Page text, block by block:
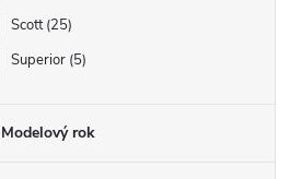
Scott 25
Superior 5
Modelový rok